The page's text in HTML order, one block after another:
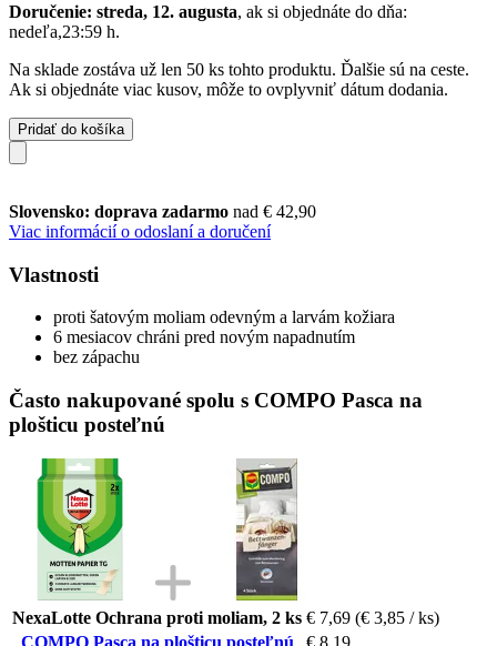
Doručenie: streda, 12. augusta, ak si objednáte do dňa:
nedeľa,23:59 h.
Na sklade zostáva už len 50 ks tohto produktu. Ďalšie sú na ceste.
Ak si objednáte viac kusov, môže to ovplyvniť dátum dodania.
Pridať do košíka
Slovensko: doprava zadarmo nad € 42,90
Viac informácií o odoslaní a doručení
Vlastnosti
proti šatovým moliam odevným a larvám kožiara
6 mesiacov chráni pred novým napadnutím
bez zápachu
Často nakupované spolu s COMPO Pasca na
plošticu posteľnú
NexaLotte Ochrana proti moliam, 2 ks € 7,69 (€ 3,85 / ks)
COMPO Pasca na plošticu posteľnú
€ 8,19